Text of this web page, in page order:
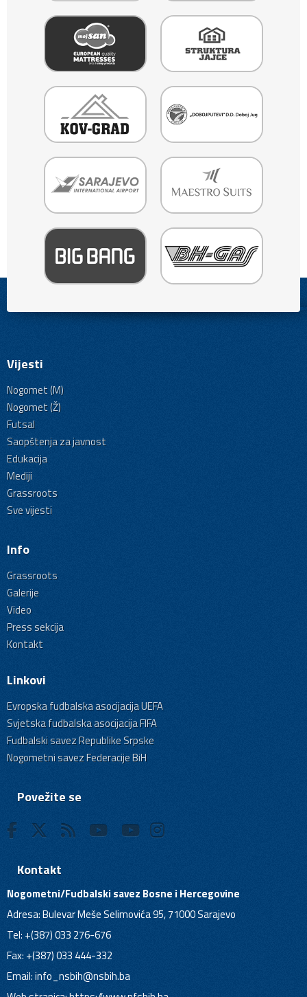
Vijesti
Nogomet (M)
Nogomet (Ž)
Futsal
Saopštenja za javnost
Edukacija
Mediji
Grassroots
Sve vijesti
Info
Grassroots
Galerije
Video
Press sekcija
Kontakt
Linkovi
Evropska fudbalska asocijacija UEFA
Svjetska fudbalska asocijacija FIFA
Fudbalski savez Republike Srpske
Nogometni savez Federacije BiH
Povežite se
Kontakt
Nogometni/Fudbalski savez Bosne i Hercegovine
Adresa: Bulevar Meše Selimovića 95, 71000 Sarajevo
Tel: +(387) 033 276-676
Fax: +(387) 033 444-332
Email:info_nsbih@nsbih.ba